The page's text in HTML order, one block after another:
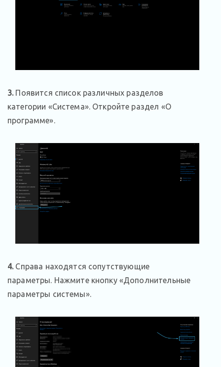
3.Появится список различных разделов
категории «Система». Откройте раздел «О
программе».
4.Справа находятся сопутствующие
параметры. Нажмите кнопку «Дополнительные
параметры системы».